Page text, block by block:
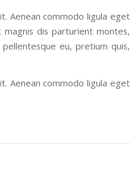
Aenean commodo ligula eget
magnis dis parturient montes,
eu, pretium quis,
Aenean commodo ligula eget